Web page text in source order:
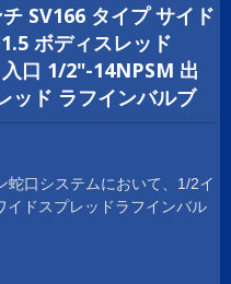
しています。 世界中でビジネ
お客様をサポートしていま
は、顧客の要求に応じてカス
、1-20UNEF、G 1/2、および
ます。
SV166 タイプ サイド
ボディスレッド
口 1/2"-14NPSM 出
ッド ラフインバルブ
蛇口システムにおいて、1/2イ
イドスプレッドラフインバル